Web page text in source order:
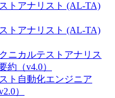
トアナリスト (AL-TA)
トアナリスト (AL-TA)
ニカルテストアナリス
約（v4.0）
ト自動化エンジニア
）